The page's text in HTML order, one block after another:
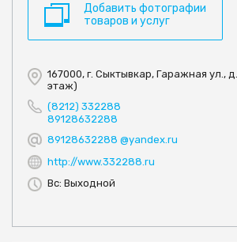
Добавить фотографии
товаров и услуг
167000, г. Сыктывкар, Гаражная ул.,
этаж)
(8212) 332288
89128632288
89128632288 @yandex.ru
http://www.332288.ru
Вс: Выходной